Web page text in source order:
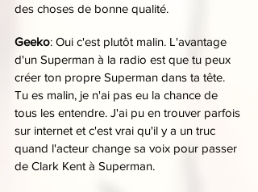
des choses de bonne qualité.
Geeko: Oui c'est plutôt malin. L'avantage
d'un Superman à la radio est que tu peux
créer ton propre Superman dans ta tête.
Tu es malin, je n'ai pas eu la chance de
tous les entendre. J'ai pu en trouver parfois
sur internet et c'est vrai qu'il y a un truc
quand l'acteur change sa voix pour passer
de Clark Kent à Superman.